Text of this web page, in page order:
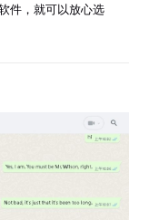
件，就可以放心选